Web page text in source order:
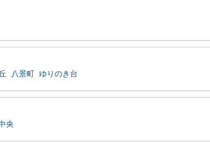
八景町 ゆりのき台
央